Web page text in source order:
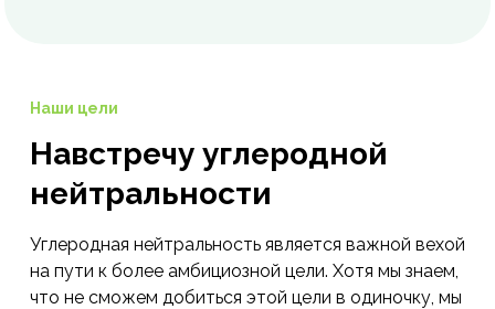
Наши цели
Навстречу углеродной
нейтральности
Углеродная нейтральность является важной вехой
на пути к более амбициозной цели. Хотя мы знаем,
что не сможем добиться этой цели в одиночку, мы